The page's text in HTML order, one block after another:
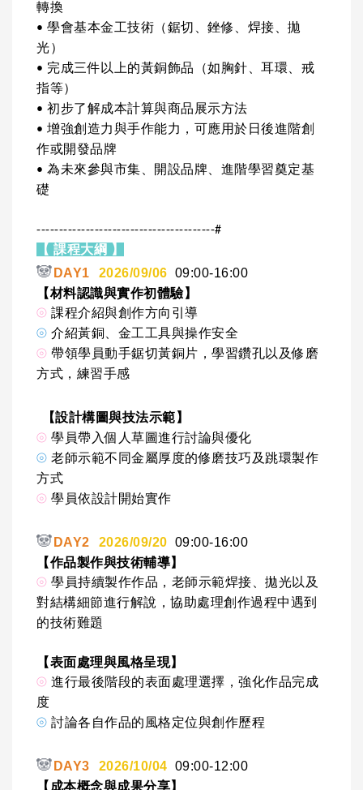
轉換
• 學會基本金工技術（鋸切、銼修、焊接、拋
光）
• 完成三件以上的黃銅飾品（如胸針、耳環、戒
指等）
• 初步了解成本計算與商品展示方法
• 增強創造力與手作能力，可應用於日後進階創
作或開發品牌
• 為未來參與市集、開設品牌、進階學習奠定基
礎
----------------------------------------#
【 課程大綱 】
🐼 DAY1 2026/09/06 09:00-16:00
【材料認識與實作初體驗】
⦾ 課程介紹與創作方向引導
⦾ 介紹黃銅、金工工具與操作安全
⦾ 帶領學員動手鋸切黃銅片，學習鑽孔以及修磨
方式，練習手感
【設計構圖與技法示範】
⦾ 學員帶入個人草圖進行討論與優化
⦾ 老師示範不同金屬厚度的修磨技巧及跳環製作
方式
⦾ 學員依設計開始實作
🐼 DAY2 2026/09/20 09:00-16:00
【作品製作與技術輔導】
⦾ 學員持續製作作品，老師示範焊接、拋光以及
對結構細節進行解說，協助處理創作過程中遇到
的技術難題
【表面處理與風格呈現】
⦾ 進行最後階段的表面處理選擇，強化作品完成
度
⦾ 討論各自作品的風格定位與創作歷程
🐼 DAY3 2026/10/04 09:00-12:00
【成本概念與成果分享】